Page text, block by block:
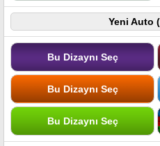
Yeni Auto
Bu Dizaynı Seç
Bu Dizaynı Seç
Bu Dizaynı Seç